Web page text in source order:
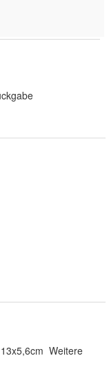
Laptop, Roller
Weitere